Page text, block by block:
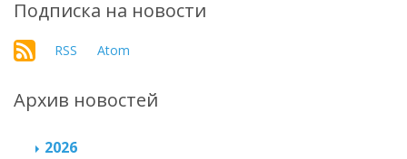
Подписка на новости
RSS Atom
Архив новостей
2026